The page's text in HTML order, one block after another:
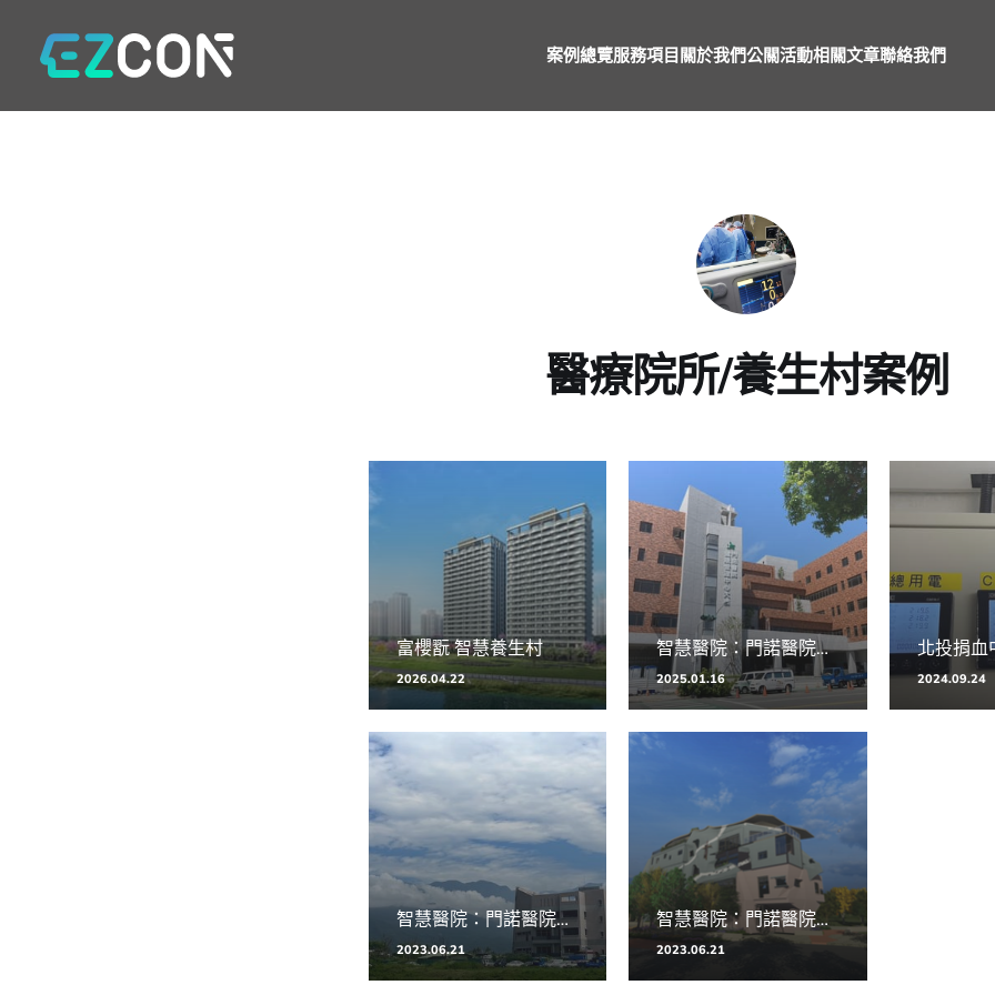
案例總覽服務項目關於我們公關活動相關文章聯絡我們
醫療院所/養生村案例
2026.04.22
富櫻翫 智慧養生村
2025.01.16
智慧醫院：門諾醫院-健康中心
2024.09.24
北投捐血
2023.06.21
智慧醫院：門諾醫院-湧愛之家
2023.06.21
智慧醫院：門諾醫院-年華大樓